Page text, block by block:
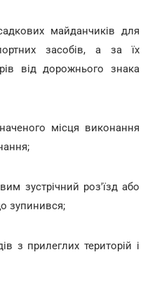
майданчиків для
засобів, а за їх
від дорожнього знака
місця виконання
зустрічний роз'їзд або
зупинився;
з прилеглих територій і